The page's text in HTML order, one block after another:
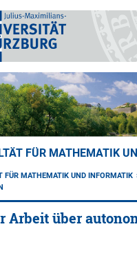
FÜR MATHEMATIK
FÜR MATHEMATIK UND INFORMATIK
Arbeit über